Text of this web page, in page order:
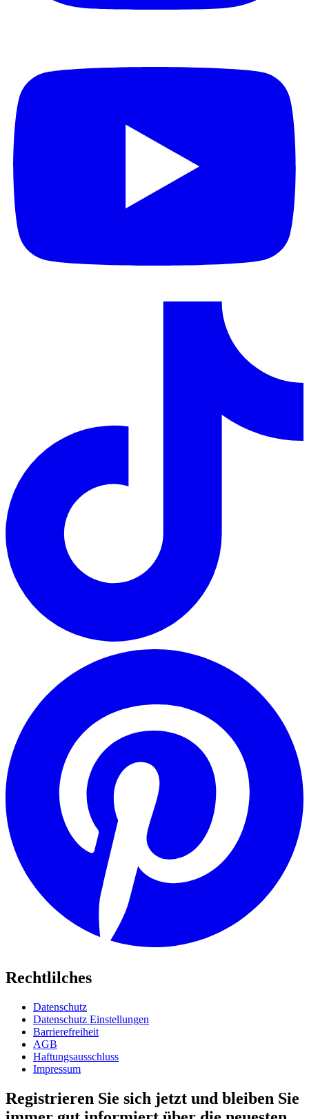
Rechtlilches
Datenschutz
Datenschutz Einstellungen
Barrierefreiheit
AGB
Haftungsausschluss
Impressum
Registrieren Sie sich jetzt und bleiben Sie